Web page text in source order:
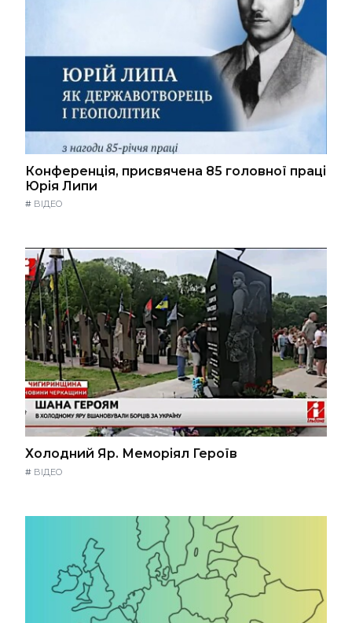
Конференція, присвячена 85 головної праці
Юрія Липи
# ВІДЕО
Холодний Яр. Меморіял Героїв
# ВІДЕО